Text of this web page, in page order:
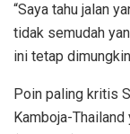
“Saya tahu jalan
tidak semudah
ini tetap
Poin paling kritis
Kamboja-